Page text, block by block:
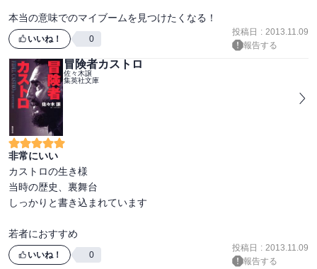
本当の意味でのマイブームを見つけたくなる！
いいね！ 0
投稿日 : 2013.11.09
報告する
冒険者カストロ
佐々木譲
集英社文庫
非常にいい
カストロの生き様
当時の歴史、裏舞台
しっかりと書き込まれています
若者におすすめ
いいね！ 0
投稿日 : 2013.11.09
報告する